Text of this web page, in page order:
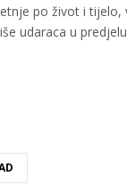
po život i tijelo,
udaraca u